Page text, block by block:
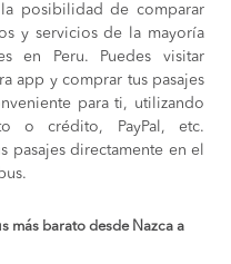
posibilidad de comparar
y servicios de la mayoría
en Peru. Puedes visitar
app y comprar tus pasajes
para ti, utilizando
o crédito, PayPal, etc.
pasajes directamente en el
más barato desde Nazca a